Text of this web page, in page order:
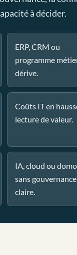
à décider.
ERP, CRM ou
programme
dérive.
Coûts IT en
lecture de valeur.
IA, cloud ou
sans gouvernance
claire.